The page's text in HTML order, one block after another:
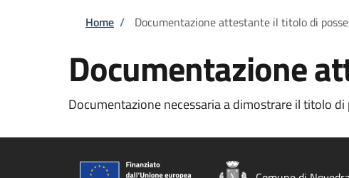
Briciole di pane
Home / Documentazione attestante il titolo di
Documentazione
Documentazione necessaria a dimostrare il titolo